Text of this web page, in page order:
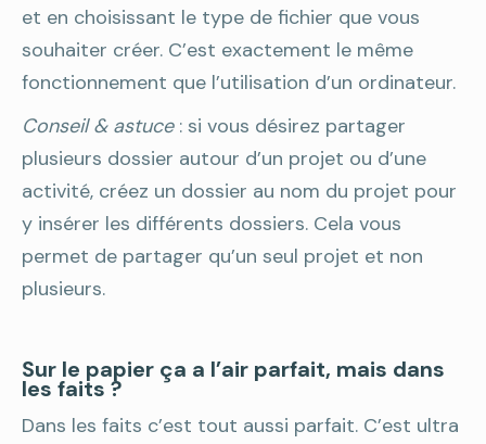
et en choisissant le type de fichier que vous
souhaiter créer. C’est exactement le même
fonctionnement que l’utilisation d’un ordinateur.
Conseil & astuce: si vous désirez partager
plusieurs dossier autour d’un projet ou d’une
activité, créez un dossier au nom du projet pour
y insérer les différents dossiers. Cela vous
permet de partager qu’un seul projet et non
plusieurs.
Sur le papier ça a l’air parfait, mais dans
les faits ?
Dans les faits c’est tout aussi parfait. C’est ultra